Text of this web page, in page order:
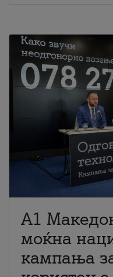
A1
моќна
кампања